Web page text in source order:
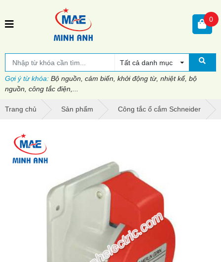
Tất cả danh mục
Gợi ý từ khóa: Bộ nguồn, cảm biến, khởi động từ, nhiệt kế, bộ
nguồn, công tắc điện,...
0
Trang chủ Sản phẩm Công tắc ổ cắm Schneider